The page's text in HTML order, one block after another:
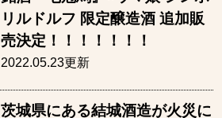
リルドルフ 限定醸造酒 追加販
売決定！！！！！！！
2022.05.23更新
茨城県にある結城酒造が火災に